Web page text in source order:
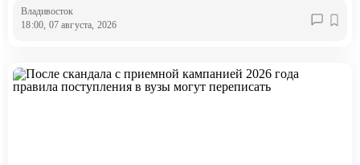
Владивосток
18:00, 07 августа, 2026